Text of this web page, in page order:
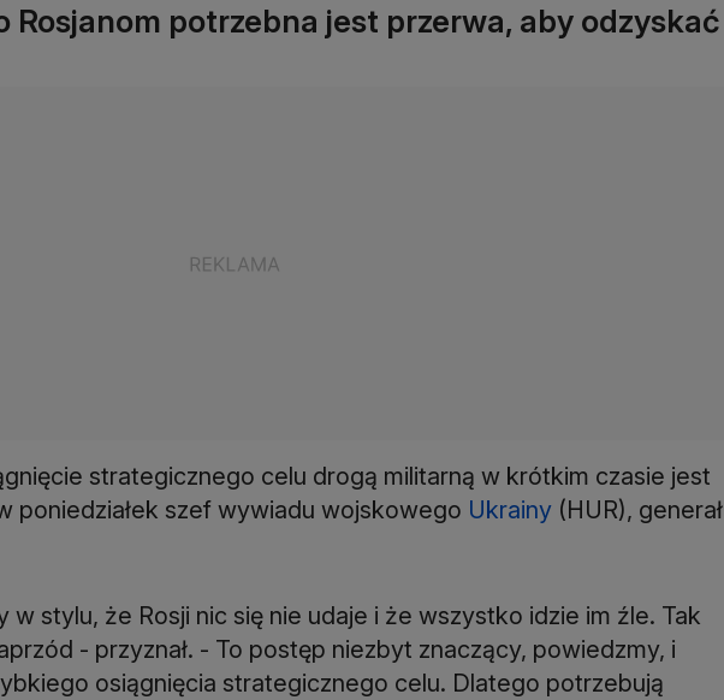
Rosjanom potrzebna jest przerwa, aby odzyskać
strategicznego celu drogą militarną w krótkim czasie jest
poniedziałek szef wywiadu wojskowego Ukrainy (HUR), generał
w stylu, że Rosji nic się nie udaje i że wszystko idzie im źle. Tak
- przyznał. - To postęp niezbyt znaczący, powiedzmy, i
osiągnięcia strategicznego celu. Dlatego potrzebują